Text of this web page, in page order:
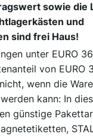
sowie die
und
sind frei Haus!
unter EURO
von EURO
wenn die
kann: In
günstige